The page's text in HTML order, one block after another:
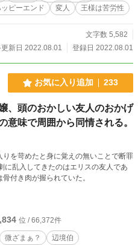
ピーエンド 変人 王様は苦労性
文字数 5,582
新日 2022.08.01
登録日 2022.08.01
お気に入り追加 233
、頭のおかしい友人のおかげ
意味で周囲から同情される。
を苛めたと身に覚えの無いことで断罪
に乱入してきたのはエリスの友人であ
付き肉が握られていた。
位 / 66,372件
微ざまぁ？ 辺境伯